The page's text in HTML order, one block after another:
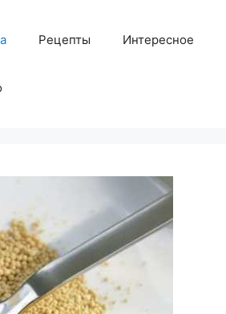
Рецепты Интересное